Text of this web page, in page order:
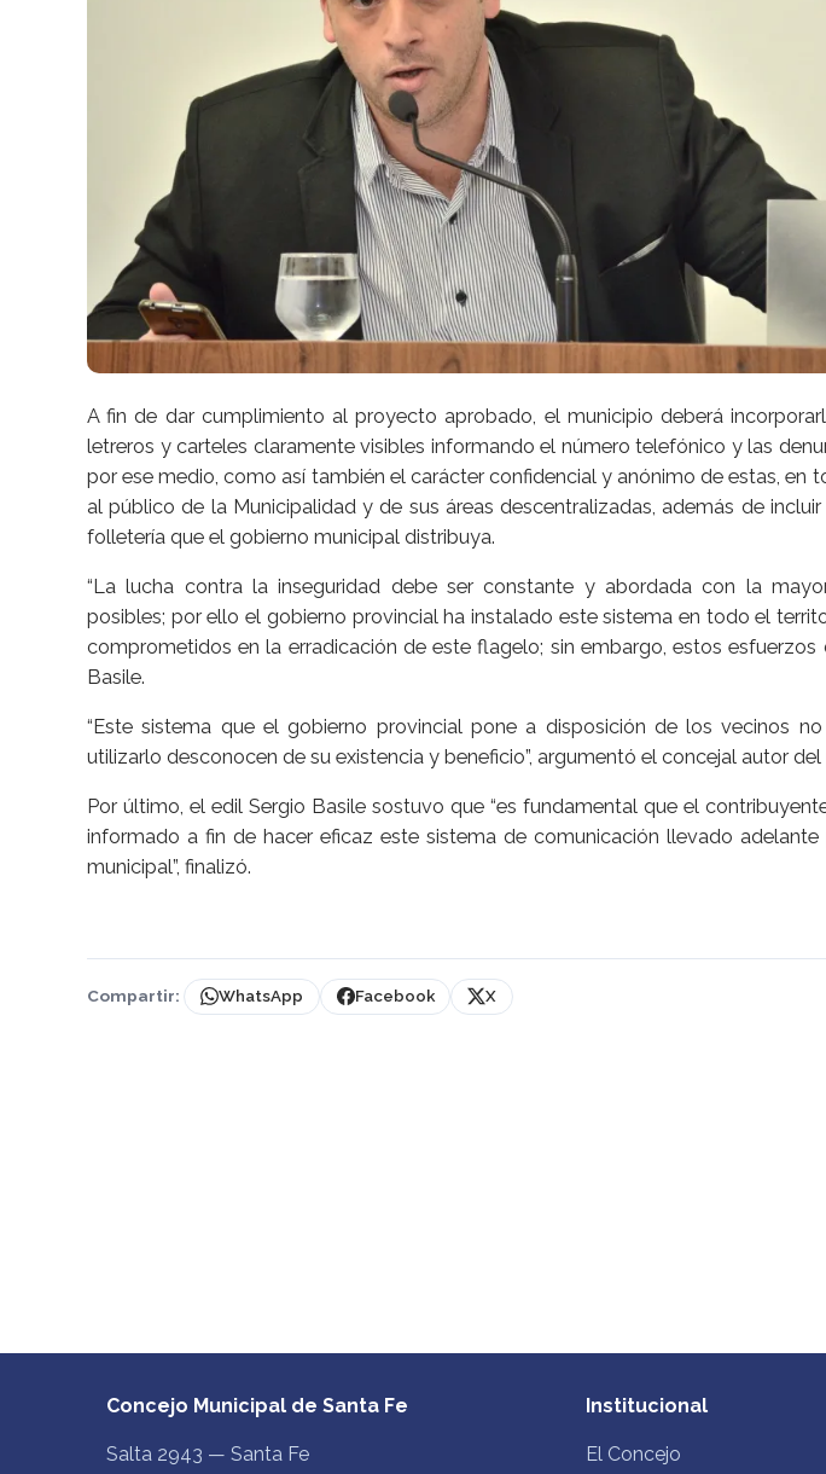
A fin de dar cumplimiento al proyecto aprobado, el municipio deberá
letreros y carteles claramente visibles informando el número telefónico y las
por ese medio, como así también el carácter confidencial y anónimo de estas, en
al público de la Municipalidad y de sus áreas descentralizadas, además de
folletería que el gobierno municipal distribuya.
“La lucha contra la inseguridad debe ser constante y abordada con la
posibles; por ello el gobierno provincial ha instalado este sistema en todo el
comprometidos en la erradicación de este flagelo; sin embargo, estos esfuerzos
Basile.
“Este sistema que el gobierno provincial pone a disposición de los vecinos
utilizarlo desconocen de su existencia y beneficio”, argumentó el concejal autor
Por último, el edil Sergio Basile sostuvo que “es fundamental que el
informado a fin de hacer eficaz este sistema de comunicación llevado
municipal”, finalizó.
Compartir: WhatsApp Facebook X
Concejo Municipal de Santa Fe
Salta 2943 — Santa Fe
Institucional
El Concejo